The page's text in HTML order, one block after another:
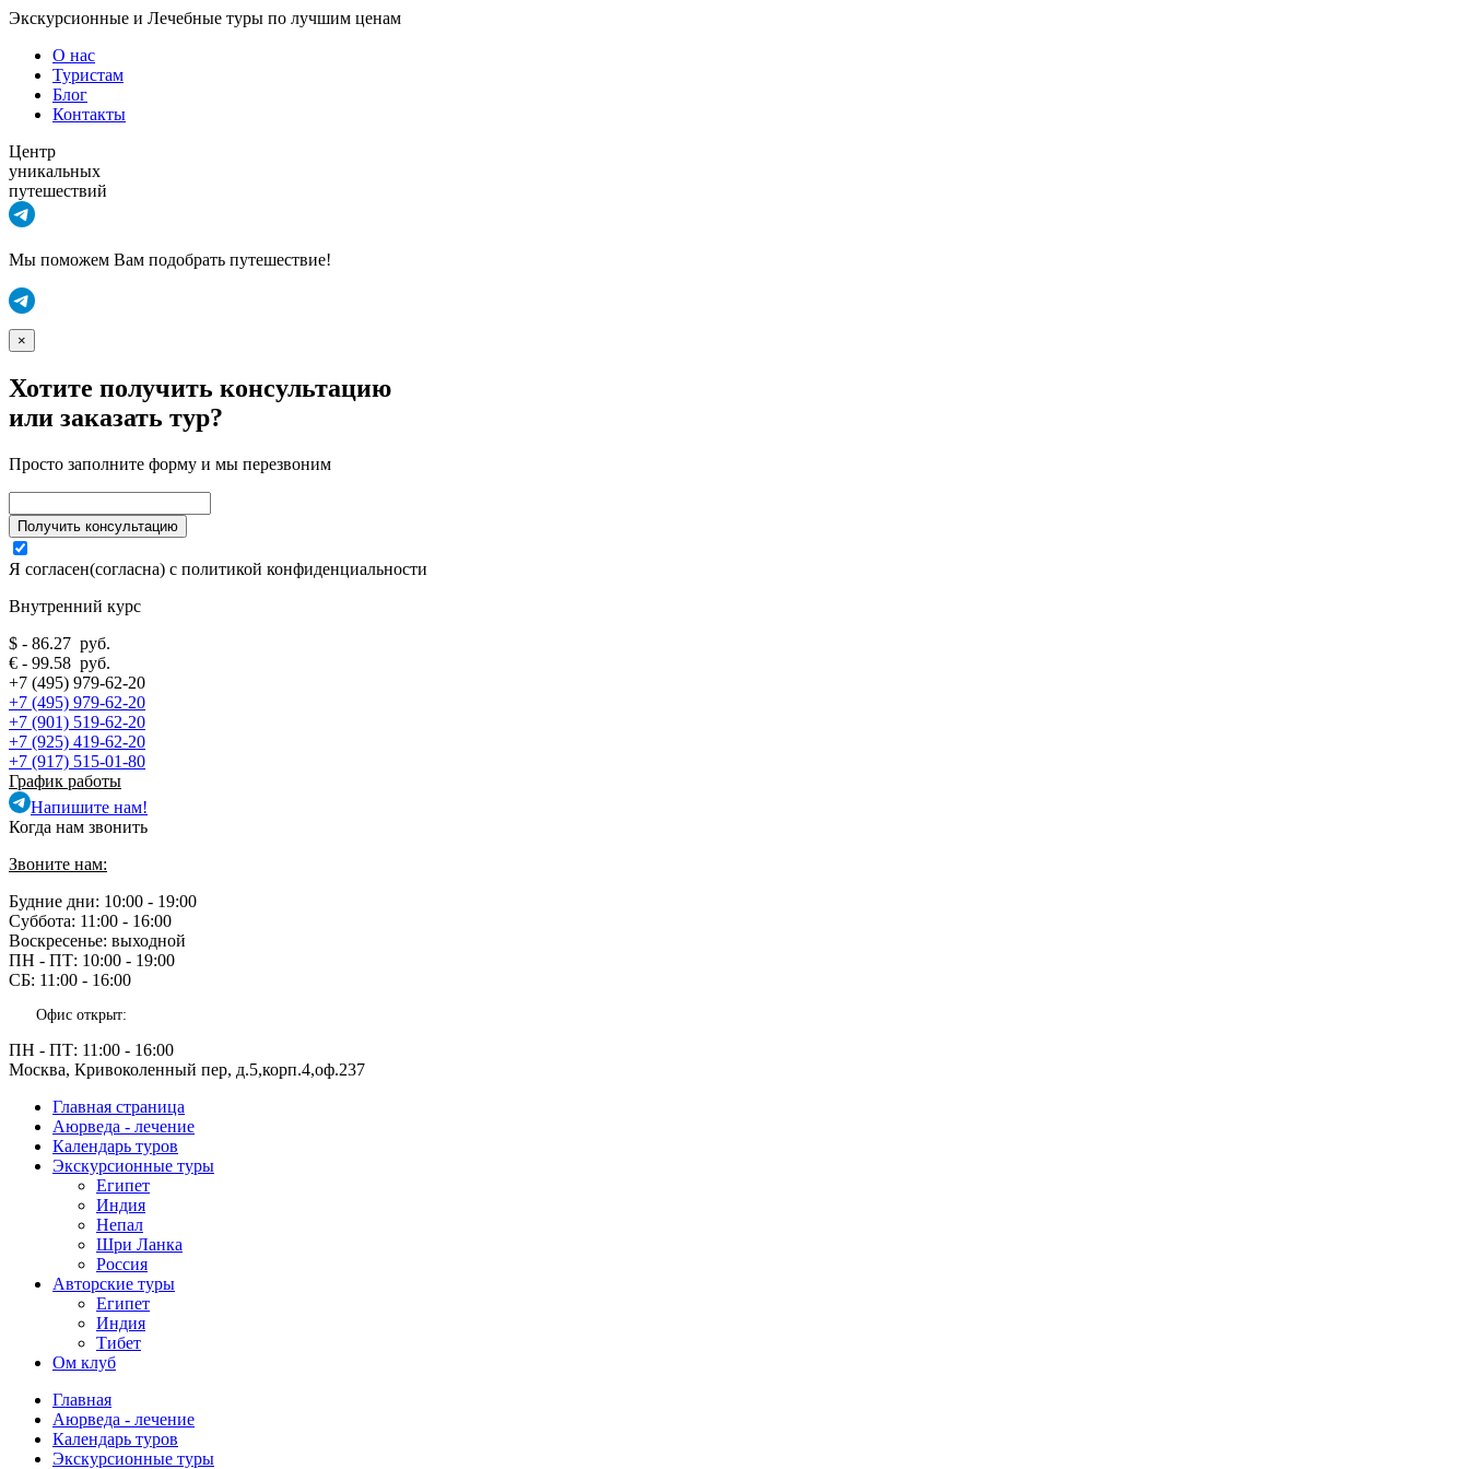
Экскурсионные и Лечебные туры по лучшим ценам
О нас
Туристам
Блог
Контакты
Центр
уникальных
путешествий
Мы поможем Вам подобрать путешествие!
×
Хотите получить консультацию
или заказать тур?
Просто заполните форму и мы перезвоним
Я согласен(согласна) с политикой конфиденциальности
Внутренний курс
$ - 86.27 руб.
€ - 99.58 руб.
+7 (495) 979-62-20
+7 (495) 979-62-20
+7 (901) 519-62-20
+7 (925) 419-62-20
+7 (917) 515-01-80
График работы
Напишите нам!
Когда нам звонить
Звоните нам:
Будние дни: 10:00 - 19:00
Суббота: 11:00 - 16:00
Воскресенье: выходной
ПН - ПТ: 10:00 - 19:00
СБ: 11:00 - 16:00
Офис открыт:
ПН - ПТ: 11:00 - 16:00
Москва, Кривоколенный пер, д.5,корп.4,оф.237
Главная страница
Аюрведа - лечение
Календарь туров
Экскурсионные туры
Египет
Индия
Непал
Шри Ланка
Россия
Авторские туры
Египет
Индия
Тибет
Ом клуб
Главная
Аюрведа - лечение
Календарь туров
Экскурсионные туры